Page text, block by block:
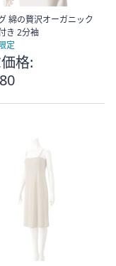
綿の贅沢オーガニック
き 2分袖
定
格: